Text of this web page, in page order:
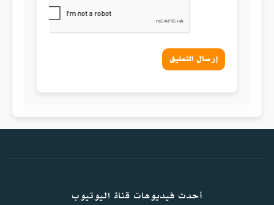
إرسال التعليق
أحدث فيديوهات قناة اليوتيوب